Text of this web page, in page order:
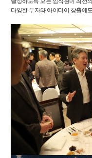
다양한 투자와 아이디어 창출에